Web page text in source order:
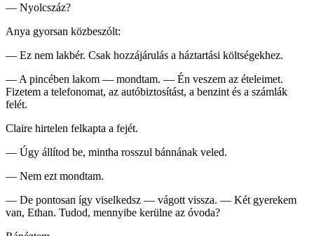
— Nyolcszáz?
Anya gyorsan közbeszólt:
— Ez nem lakbér. Csak hozzájárulás a háztartási költségekhez.
— A pincében lakom — mondtam. — Én veszem az ételeimet.
Fizetem a telefonomat, az autóbiztosítást, a benzint és a számlák
felét.
Claire hirtelen felkapta a fejét.
— Úgy állítod be, mintha rosszul bánnának veled.
— Nem ezt mondtam.
— De pontosan így viselkedsz — vágott vissza. — Két gyerekem
van, Ethan. Tudod, mennyibe kerülne az óvoda?